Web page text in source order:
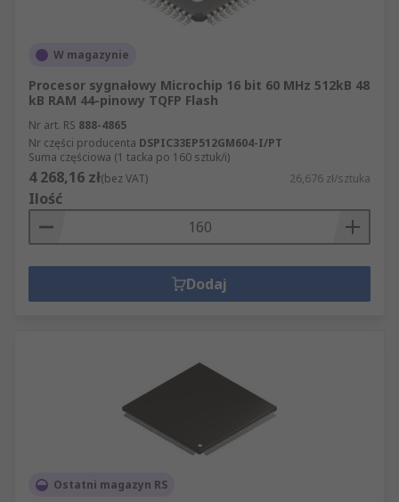
W magazynie
Procesor sygnałowy Microchip 16 bit 60 MHz 512kB 48
kB RAM 44-pinowy TQFP Flash
Nr art. RS 888-4865
Nr części producenta DSPIC33EP512GM604-I/PT
Suma częściowa (1 tacka po 160 sztuk/i)
4 268,16 zł(bez VAT) 26,676 zł/sztuka
Ilość
Dodaj
Ostatni magazyn RS